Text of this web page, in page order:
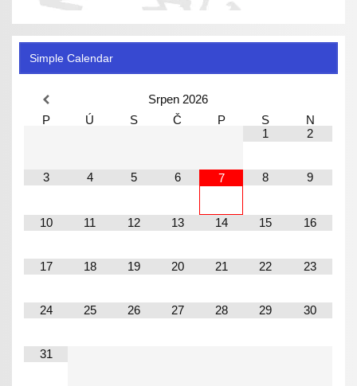
Simple Calendar
Srpen 2026
P
Ú S Č P S
N
1
2
3 4 5 6 7 8 9
10 11 12 13 14 15 16
17 18 19 20 21 22 23
24 25 26 27 28 29 30
31